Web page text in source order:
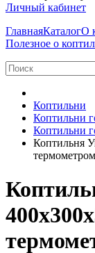
Личный кабинет
ГлавнаяКаталогО
Полезное о
Коптильни
Коптильни
Коптильни
Коптильня